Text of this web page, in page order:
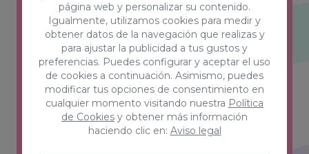
página web y personalizar su contenido.
Igualmente, utilizamos cookies para medir y
obtener datos de la navegación que realizas y
para ajustar la publicidad a tus gustos y
preferencias. Puedes configurar y aceptar el uso
de cookies a continuación. Asimismo, puedes
modificar tus opciones de consentimiento en
cualquier momento visitando nuestra Política
de Cookies y obtener más información
haciendo clic en: Aviso legal
Estilos, color, forma y sensaciones son
las claves de un equipo que ha
conseguido el equilibrio perfecto entre
creatividad y funcionalidad.
Ver más